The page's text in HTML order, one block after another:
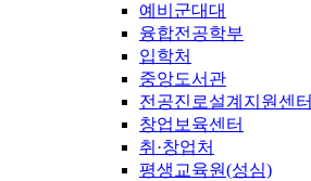
예비군대대
융합전공학부
입학처
중앙도서관
전공진로설계지원센터
창업보육센터
취·창업처
평생교육원(성심)